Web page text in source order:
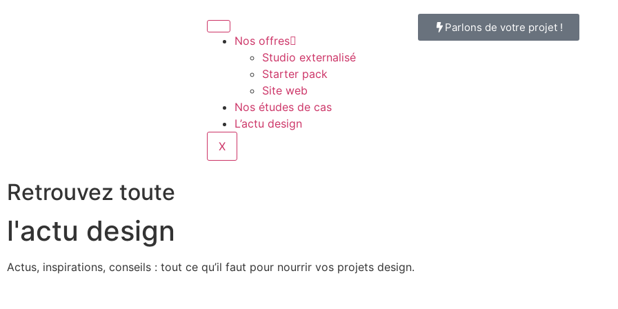
Nos offres
Studio externalisé
Starter pack
Site web
Nos études de cas
L’actu design
X
Parlons de votre projet !
Retrouvez toute
l'actu design
Actus, inspirations, conseils : tout ce qu’il faut pour nourrir vos projets design.